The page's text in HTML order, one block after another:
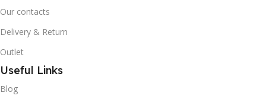
Our contacts
Delivery & Return
Outlet
Useful Links
Blog